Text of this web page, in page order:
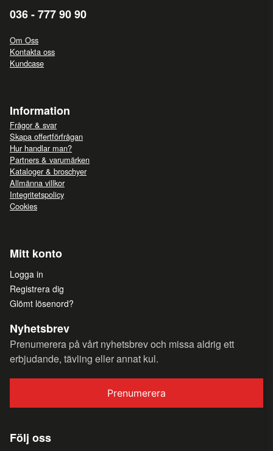
036 - 777 90 90
Om Oss
Kontakta oss
Kundcase
Information
Frågor & svar
Skapa offertförfrågan
Hur handlar man?
Partners & varumärken
Kataloger & broschyer
Allmänna villkor
Integritetspolicy
Cookies
Mitt konto
Logga in
Registrera dig
Glömt lösenord?
Nyhetsbrev
Prenumerera på vårt nyhetsbrev och missa aldrig ett
erbjudande, tävling eller annat kul.
Prenumerera
Följ oss